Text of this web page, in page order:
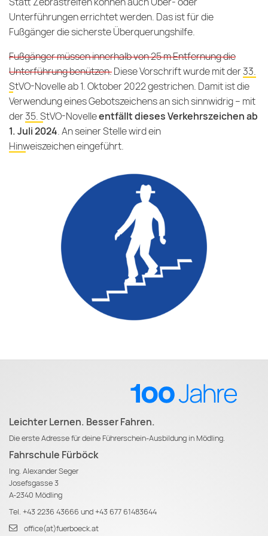
Unterführungen errichtet werden. Das ist für die
Fußgänger die sicherste Überquerungshilfe.
Fußgänger müssen innerhalb von 25 m Entfernung die
Unterführung benützen.Diese Vorschrift wurde mit der33.
StVO-Novelleab 1. Oktober 2022 gestrichen. Damit ist die
Verwendung eines Gebotszeichens an sich sinnwidrig – mit
der35. StVO-Novelleentfällt dieses Verkehrszeichen ab
1. Juli 2024. An seiner Stelle wird ein
Hinweiszeicheneingeführt.
Leichter Lernen. Besser Fahren.
Die erste Adresse für deine Führerschein-Ausbildung in Mödling.
Fahrschule Fürböck
Ing. Alexander Seger
Josefsgasse 3
A-2340 Mödling
Tel. +43 2236 43666 und+43 677 61483644
office(at)fuerboeck.at